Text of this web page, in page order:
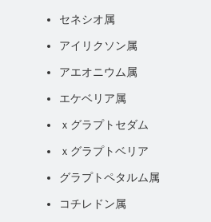
セネシオ属
アイリクソン属
アエオニウム属
エケベリア属
ｘグラプトセダム
ｘグラプトベリア
グラプトペタルム属
コチレドン属